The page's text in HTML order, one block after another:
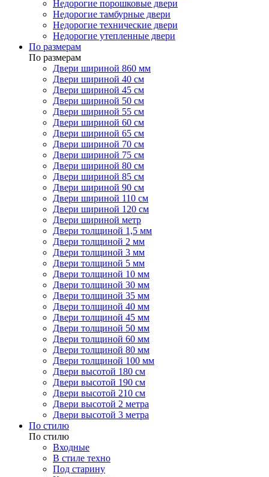
Недорогие порошковые двери
Недорогие тамбурные двери
Недорогие технические двери
Недорогие утепленные двери
По размерам
По размерам
Двери шириной 860 мм
Двери шириной 40 см
Двери шириной 45 см
Двери шириной 50 см
Двери шириной 55 см
Двери шириной 60 см
Двери шириной 65 см
Двери шириной 70 см
Двери шириной 75 см
Двери шириной 80 см
Двери шириной 85 см
Двери шириной 90 см
Двери шириной 110 см
Двери шириной 120 см
Двери шириной метр
Двери толщиной 1,5 мм
Двери толщиной 2 мм
Двери толщиной 3 мм
Двери толщиной 5 мм
Двери толщиной 10 мм
Двери толщиной 30 мм
Двери толщиной 35 мм
Двери толщиной 40 мм
Двери толщиной 45 мм
Двери толщиной 50 мм
Двери толщиной 60 мм
Двери толщиной 80 мм
Двери толщиной 100 мм
Двери высотой 180 см
Двери высотой 190 см
Двери высотой 210 см
Двери высотой 2 метра
Двери высотой 3 метра
По стилю
По стилю
Входные
В стиле техно
Под старину